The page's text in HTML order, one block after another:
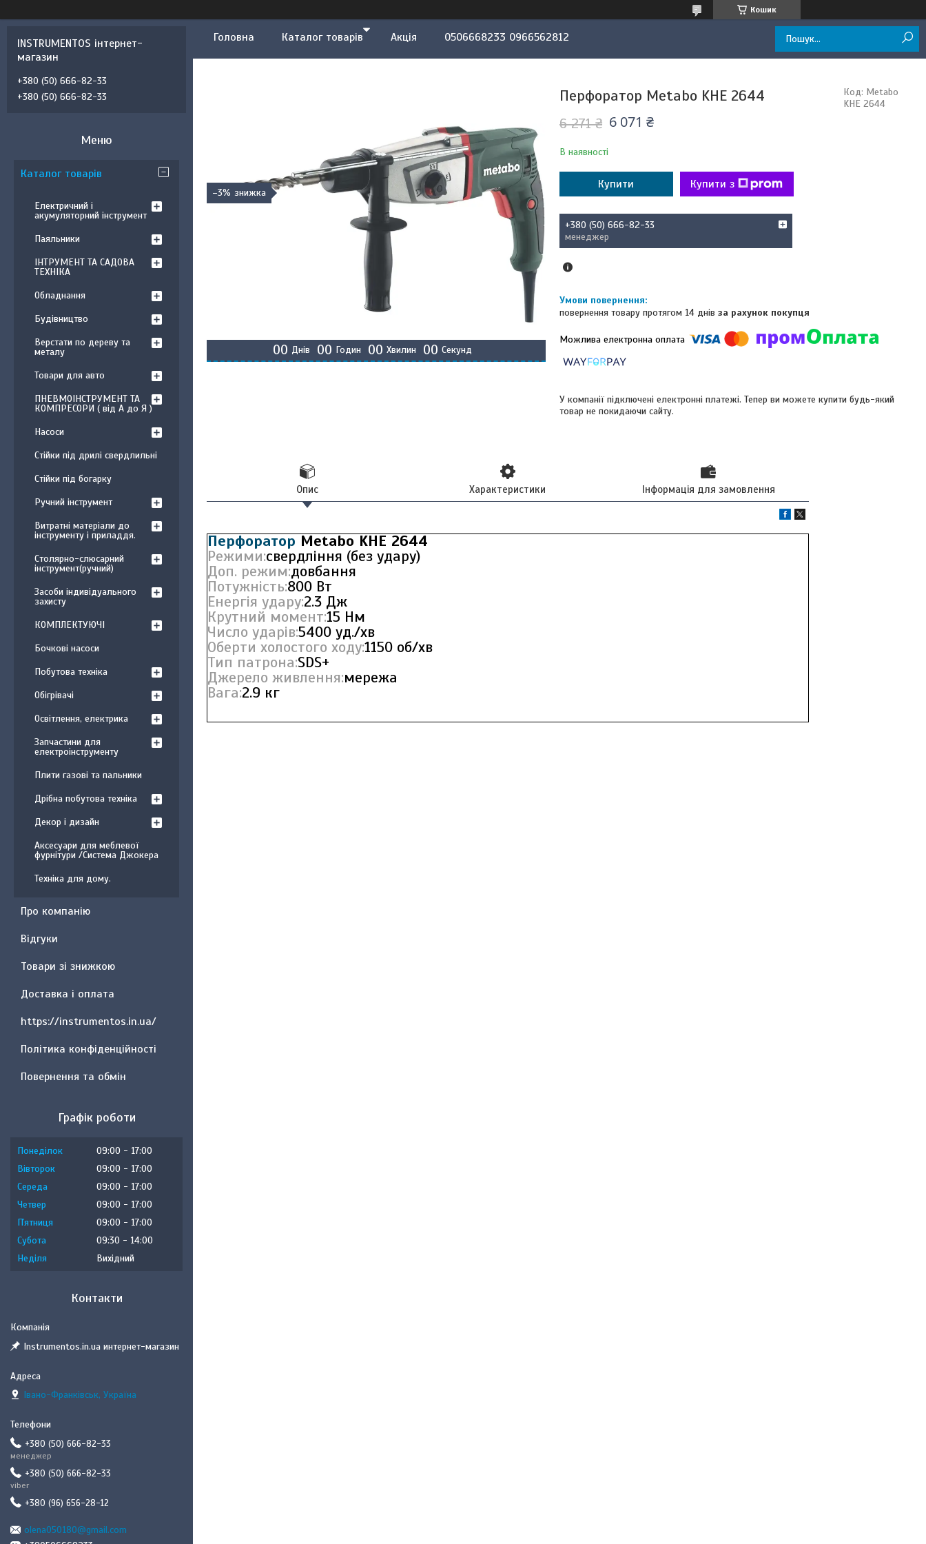
Кошик
Головна Каталог товарів Акція 0506668233 0966562812
–3%
00 Днів 00 Годин 00 Хвилин 00 Секунд
Перфоратор Metabo KHE 2644
6 271 ₴ 6 071 ₴
В наявності
Код: Metabo
KHE 2644
Купити Купити з
+380 (50) 666-82-33
менеджер
повернення товару протягом 14 днів за рахунок покупця
У компанії підключені електронні платежі. Тепер ви можете купити будь-який
товар не покидаючи сайту.
Опис Характеристики Інформація для замовлення
Перфоратор Metabo KHE 2644
Режими:свердління (без удару)
Доп. режим:довбання
Потужність:800 Вт
Енергія удару:2.3 Дж
Крутний момент:15 Нм
Число ударів:5400 уд./хв
Оберти холостого ходу:1150 об/хв
Тип патрона:SDS+
Джерело живлення:мережа
Вага:2.9 кг
INSTRUMENTOS інтернет-
магазин
+380 (50) 666-82-33
+380 (50) 666-82-33
Каталог товарів
Електричний і
акумуляторний інструмент
Паяльники
ІНТРУМЕНТ ТА САДОВА
ТЕХНІКА
Обладнання
Будівництво
Верстати по дереву та
металу
Товари для авто
ПНЕВМОІНСТРУМЕНТ ТА
КОМПРЕСОРИ ( від А до Я )
Насоси
Стійки під дрилі свердлильні
Стійки під богарку
Ручний інструмент
Витратні матеріали до
інструменту і приладдя.
Столярно-слюсарний
інструмент(ручний)
Засоби індивідуального
захисту
КОМПЛЕКТУЮЧІ
Бочкові насоси
Побутова техніка
Обігрівачі
Освітлення, електрика
Запчастини для
електроінструменту
Плити газові та пальники
Дрібна побутова техніка
Декор і дизайн
Аксесуари для меблевої
фурнітури /Система Джокера
Техніка для дому.
Про компанію
Відгуки
Товари зі знижкою
Доставка і оплата
https://instrumentos.in.ua/
Політика конфіденційності
Повернення та обмін
Графік роботи
Понеділок 09:00
17:00
Вівторок
09:00
17:00
Середа
09:00
17:00
Четвер
09:00
17:00
Пʼятниця
09:00
17:00
Субота
09:30
14:00
Неділя
Вихідний
Контакти
Instrumentos.in.ua интернет-магазин
Івано-Франківськ, Україна
+380 (50) 666-82-33
менеджер
+380 (50) 666-82-33
viber
+380 (96) 656-28-12
olena050180@gmail.com